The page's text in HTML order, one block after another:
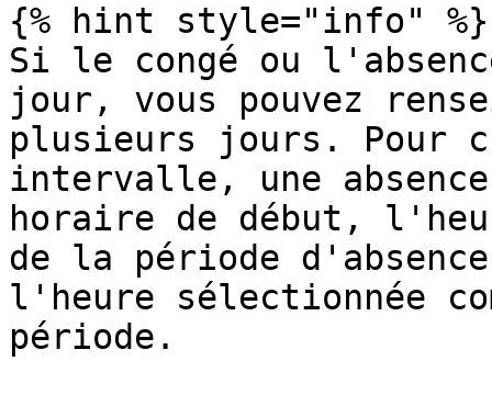
{% hint style="info" %}
Si le congé ou
jour, vous pouvez
plusieurs jours. Pour
intervalle, une
horaire de début,
de la période
l'heure sélectionnée
période.